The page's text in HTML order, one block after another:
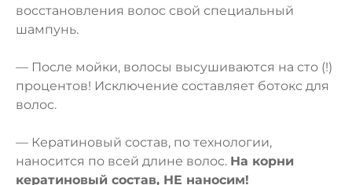
восстановления волос свой специальный
шампунь.
— После мойки, волосы высушиваются на сто (!)
процентов! Исключение составляет ботокс для
волос.
— Кератиновый состав, по технологии,
наносится по всей длине волос. На корни
кератиновый состав, НЕ наносим!